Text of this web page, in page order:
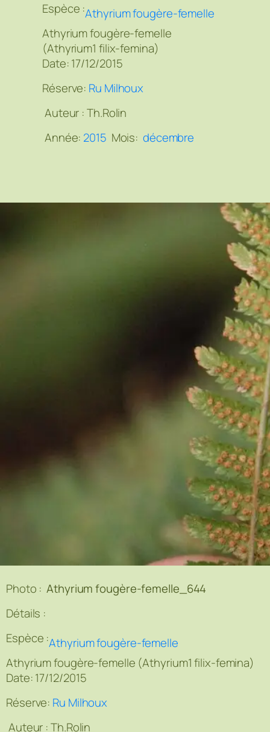
Espèce :Athyrium fougère-femelle
Athyrium fougère-femelle
(Athyrium1 filix-femina)
Date: 17/12/2015
Réserve: Ru Milhoux
Auteur :Th.Rolin
Année: 2015 Mois: décembre
Photo :Athyrium fougère-femelle_644
Détails :
Espèce :Athyrium fougère-femelle
Athyrium fougère-femelle (Athyrium1 filix-femina)
Date: 17/12/2015
Réserve: Ru Milhoux
Auteur :Th.Rolin